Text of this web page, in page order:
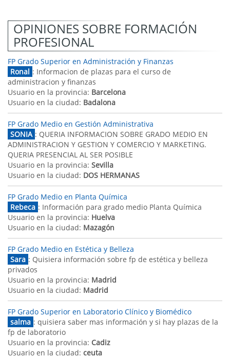
OPINIONES SOBRE FORMACIÓN
PROFESIONAL
FP Grado Superior en Administración y Finanzas
Ronal : Informacion de plazas para el curso de
administracion y finanzas
Usuario en la provincia: Barcelona
Usuario en la ciudad: Badalona
FP Grado Medio en Gestión Administrativa
SONIA : QUERIA INFORMACION SOBRE GRADO MEDIO EN
ADMINISTRACION Y GESTION Y COMERCIO Y MARKETING.
QUERIA PRESENCIAL AL SER POSIBLE
Usuario en la provincia: Sevilla
Usuario en la ciudad: DOS HERMANAS
FP Grado Medio en Planta Química
Rebeca : Información para grado medio Planta Química
Usuario en la provincia: Huelva
Usuario en la ciudad: Mazagón
FP Grado Medio en Estética y Belleza
Sara : Quisiera información sobre fp de estética y belleza
privados
Usuario en la provincia: Madrid
Usuario en la ciudad: Madrid
FP Grado Superior en Laboratorio Clínico y Biomédico
salma : quisiera saber mas información y si hay plazas de la
fp de laboratorio
Usuario en la provincia: Cadiz
Usuario en la ciudad: ceuta